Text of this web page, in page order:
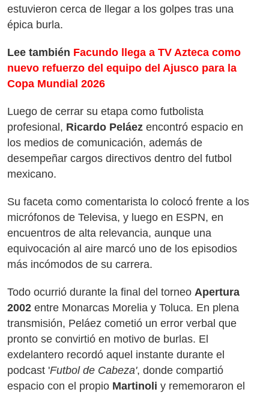
estuvieron cerca de llegar a los golpes tras una
épica burla.
Lee también Facundo llega a TV Azteca como
nuevo refuerzo del equipo del Ajusco para la
Copa Mundial 2026
Luego de cerrar su etapa como futbolista
profesional, Ricardo Peláez encontró espacio en
los medios de comunicación, además de
desempeñar cargos directivos dentro del futbol
mexicano.
Su faceta como comentarista lo colocó frente a los
micrófonos de Televisa, y luego en ESPN, en
encuentros de alta relevancia, aunque una
equivocación al aire marcó uno de los episodios
más incómodos de su carrera.
Todo ocurrió durante la final del torneo Apertura
2002 entre Monarcas Morelia y Toluca. En plena
transmisión, Peláez cometió un error verbal que
pronto se convirtió en motivo de burlas. El
exdelantero recordó aquel instante durante el
podcast 'Futbol de Cabeza', donde compartió
espacio con el propio Martinoli y rememoraron el